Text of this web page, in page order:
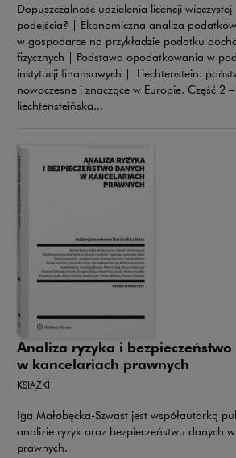
Dopuszczalność udzielenia licencji
podejścia? | Ekonomiczna analiza
w gospodarce na przykładzie podatku
fizycznych | Podstawa opodatkowania w
instytucji finansowych | Liechtenstein:
nowoczesne i znaczące w Europie. Część 2
liechtensteińska...
Analiza ryzyka i
w kancelariach prawnych
KSIĄŻKI
Iga Małobęcka-Szwast jest współautorką
analizie ryzyk oraz bezpieczeństwu danych
prawnych.